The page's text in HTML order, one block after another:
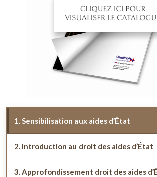
1. Sensibilisation aux aides d’État
2. Introduction au droit des aides d’État
3. Approfondissement droit des aides